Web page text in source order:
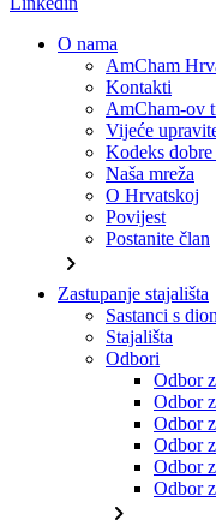
O nama
AmCham
Kontakti
AmCham-ov
Vijeće
Kodeks
Naša mreža
O Hrvatskoj
Povijest
Postanite član
chevron_right
Zastupanje stajališta
Sastanci s
Stajališta
Odbori
Odbor
Odbor
Odbor
Odbor
Odbor
Odbor
chevron_right